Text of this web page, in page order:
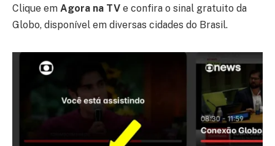
Clique em Agora na TV e confira o sinal gratuito da
Globo, disponível em diversas cidades do Brasil.